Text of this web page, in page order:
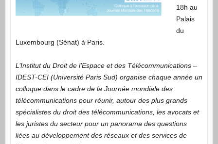
18h au
Palais
du
Luxembourg (Sénat) à Paris.
L’Institut du Droit de l’Espace et des Télécommunications –
IDEST-CEI (Université Paris Sud) organise chaque année un
colloque dans le cadre de la Journée mondiale des
télécommunications pour réunir, autour des plus grands
spécialistes du droit des télécommunications, les avocats et
les juristes du secteur pour un panorama des questions
liées au développement des réseaux et des services de